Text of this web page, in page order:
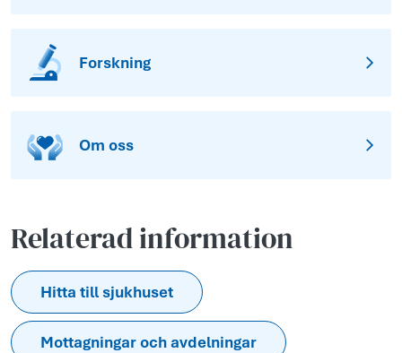
Forskning
Om oss
Relaterad information
Hitta till sjukhuset
Mottagningar och avdelningar